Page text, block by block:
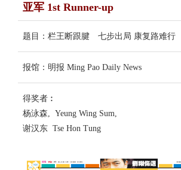
亚军 1st Runner-up
题目：栏王断跟腱 七步出局 康复路难行
报馆：明报 Ming Pao Daily News
得奖者︰
杨泳森, Yeung Wing Sum,
谢汉东 Tse Hon Tung